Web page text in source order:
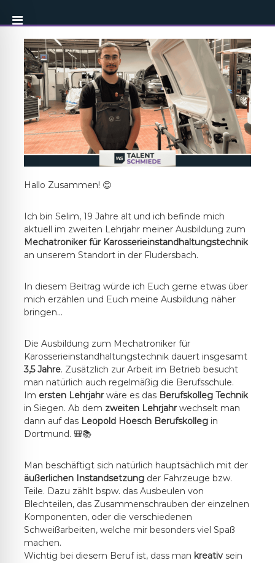
Hallo Zusammen! 😊
Ich bin Selim, 19 Jahre alt und ich befinde mich
aktuell im zweiten Lehrjahr meiner Ausbildung zum
Mechatroniker für Karosserieinstandhaltungstechnik
an unserem Standort in der Fludersbach.
In diesem Beitrag würde ich Euch gerne etwas über
mich erzählen und Euch meine Ausbildung näher
bringen…
Die Ausbildung zum Mechatroniker für
Karosserieinstandhaltungstechnik dauert insgesamt
3,5 Jahre. Zusätzlich zur Arbeit im Betrieb besucht
man natürlich auch regelmäßig die Berufsschule.
Im ersten Lehrjahrwäre es das Berufskolleg Technik
in Siegen. Ab dem zweiten Lehrjahrwechselt man
dann auf das Leopold Hoesch Berufskolleg in
Dortmund. 🎒📚
Man beschäftigt sich natürlich hauptsächlich mit der
äußerlichen Instandsetzungder Fahrzeuge bzw.
Teile. Dazu zählt bspw. das Ausbeulen von
Blechteilen, das Zusammenschrauben der einzelnen
Komponenten, oder die verschiedenen
Schweißarbeiten, welche mir besonders viel Spaß
machen.
Wichtig bei diesem Beruf ist, dass man kreativsein